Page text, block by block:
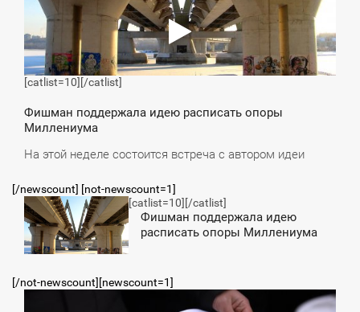
[catlist=10] [/catlist]
Фишман поддержала идею расписать опоры
Миллениума
На этой неделе состоится встреча с автором идеи
[/newscount] [not-newscount=1]
[catlist=10] [/catlist]
Фишман поддержала идею
расписать опоры Миллениума
[/not-newscount][newscount=1]